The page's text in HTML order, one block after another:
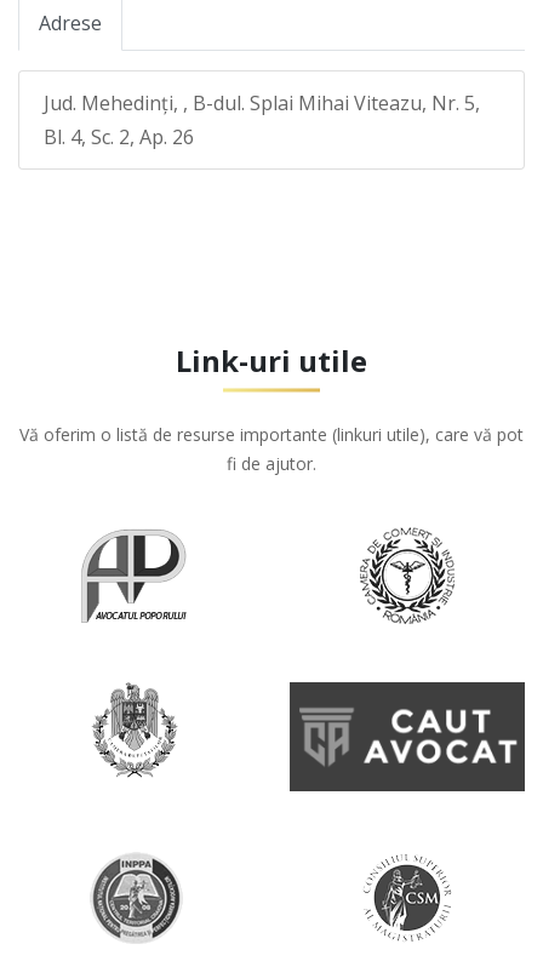
Adrese
Jud. Mehedinţi, , B-dul. Splai Mihai Viteazu, Nr. 5,
Bl. 4, Sc. 2, Ap. 26
Link-uri utile
Vă oferim o listă de resurse importante (linkuri utile), care vă pot
fi de ajutor.